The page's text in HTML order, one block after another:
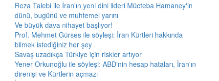
Reza Talebi ile İran'ın yeni dini lideri Mücteba Hamaney'in
dünü, bugünü ve muhtemel yarını
Ve büyük dava nihayet başlıyor!
Prof. Mehmet Gürses ile söyleşi: İran Kürtleri hakkında
bilmek istediğiniz her şey
Savaş uzadıkça Türkiye için riskler artıyor
Yener Orkunoğlu ile söyleşi: ABD'nin hesap hataları, İran'ın
direnişi ve Kürtlerin açmazı